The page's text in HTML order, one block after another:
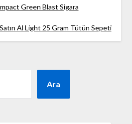
Green Blast Sigara
Al Light 25 Gram Tütün Sepeti
Ara